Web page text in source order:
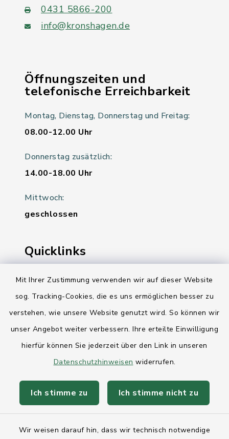
Mit Ihrer Zustimmung verwenden wir auf dieser Website
sog. Tracking-Cookies, die es uns ermöglichen besser zu
verstehen, wie unsere Website genutzt wird. So können wir
unser Angebot weiter verbessern. Ihre erteilte Einwilligung
hierfür können Sie jederzeit über den Link in unseren
Datenschutzhinweisen widerrufen.
Ich stimme zu Ich stimme nicht zu
Wir weisen darauf hin, dass wir technisch notwendige
0431 5866-200
info@kronshagen.de
Öffnungszeiten und
telefonische Erreichbarkeit
Montag, Dienstag, Donnerstag und Freitag:
08.00-12.00 Uhr
Donnerstag zusätzlich:
14.00-18.00 Uhr
Mittwoch:
geschlossen
Quicklinks
Ihre Behördennummer 115
Landesregierung Schleswig-Holstein
AktivRegion Mittelholstein